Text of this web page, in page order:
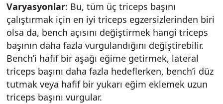
Varyasyonlar: Bu, tüm üç triceps başını
çalıştırmak için en iyi triceps egzersizlerinden biri
olsa da, bench açısını değiştirmek hangi triceps
başının daha fazla vurgulandığını değiştirebilir.
Bench’i hafif bir aşağı eğime getirmek, lateral
triceps başını daha fazla hedeflerken, bench’i düz
tutmak veya hafif bir yukarı eğim eklemek uzun
triceps başını vurgular.